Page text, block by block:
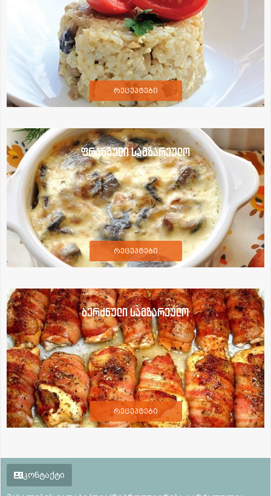
რეცეპტები
ფრანგული სამზარეულო
რეცეპტები
ბერძნული სამზარეულო
რეცეპტები
კონტაქტი